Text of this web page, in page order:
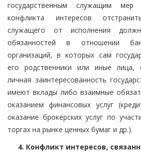
государственным служащим мер
конфликта интересов
служащего от исполнения
обязанностей в отношении
организаций, в которых сам
его родственники или иные лица,
личная заинтересованность
имеют вклады либо взаимные
оказанием финансовых услуг
оказание брокерских услуг по
торгах на рынке ценных бумаг и др.).
4. Конфликт интересов,